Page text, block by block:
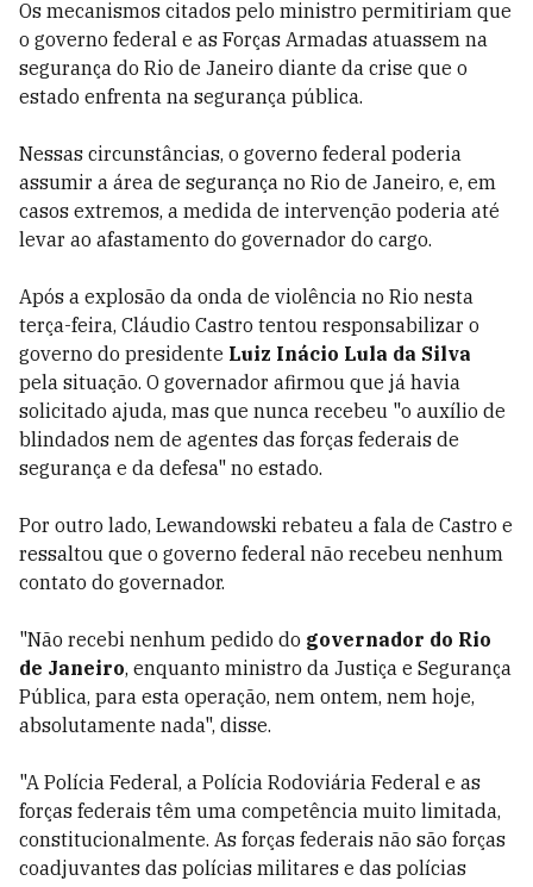
Os mecanismos citados pelo ministro permitiriam que
o governo federal e as Forças Armadas atuassem na
segurança do Rio de Janeiro diante da crise que o
estado enfrenta na segurança pública.
Nessas circunstâncias, o governo federal poderia
assumir a área de segurança no Rio de Janeiro, e, em
casos extremos, a medida de intervenção poderia até
levar ao afastamento do governador do cargo.
Após a explosão da onda de violência no Rio nesta
terça-feira, Cláudio Castro tentou responsabilizar o
governo do presidente Luiz Inácio Lula da Silva
pela situação. O governador afirmou que já havia
solicitado ajuda, mas que nunca recebeu "o auxílio de
blindados nem de agentes das forças federais de
segurança e da defesa" no estado.
Por outro lado, Lewandowski rebateu a fala de Castro e
ressaltou que o governo federal não recebeu nenhum
contato do governador.
"Não recebi nenhum pedido do governador do Rio
de Janeiro, enquanto ministro da Justiça e Segurança
Pública, para esta operação, nem ontem, nem hoje,
absolutamente nada", disse.
"A Polícia Federal, a Polícia Rodoviária Federal e as
forças federais têm uma competência muito limitada,
constitucionalmente. As forças federais não são forças
coadjuvantes das polícias militares e das polícias